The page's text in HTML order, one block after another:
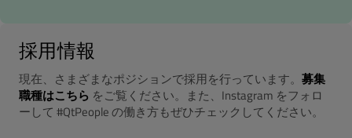
採用情報
現在、さまざまなポジションで採用を行っています。 募集
職種はこちら をご覧ください。また、Instagram をフォロ
ーして #QtPeople の働き方もぜひチェックしてください。